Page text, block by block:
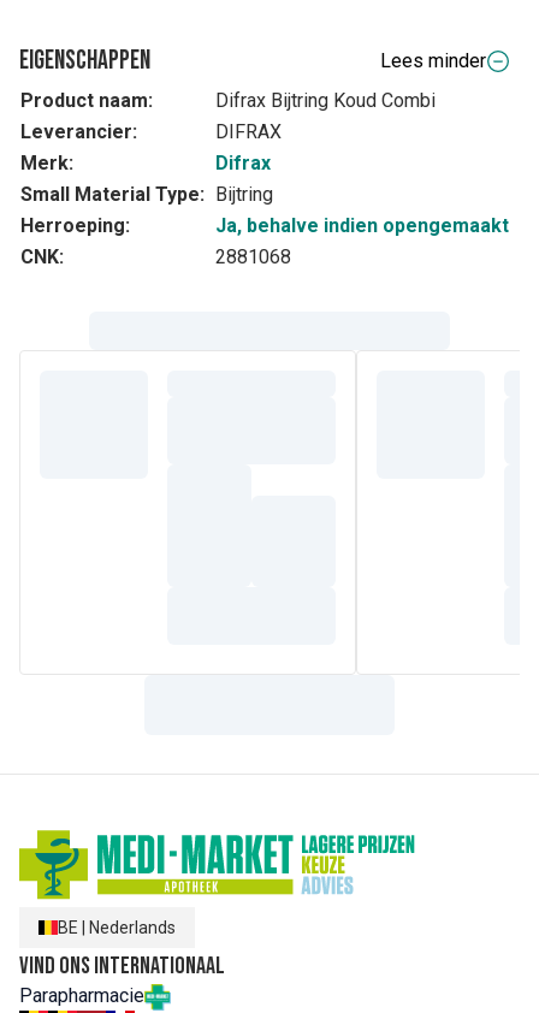
Eigenschappen
Lees minder
Product naam:
Difrax Bijtring Koud Combi
Leverancier:
DIFRAX
Merk:
Difrax
Small Material Type: Bijtring
Herroeping:
Ja, behalve indien opengemaakt
CNK:
2881068
BE Nederlands
Vind ons internationaal
Parapharmacie